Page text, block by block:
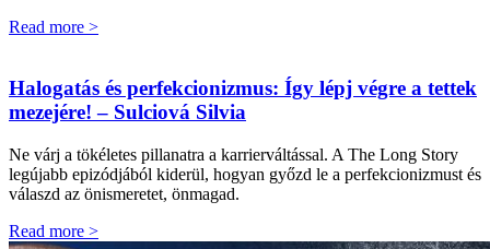
Read more >
Halogatás és perfekcionizmus: Így lépj végre a tettek
mezejére! – Sulciová Silvia
Ne várj a tökéletes pillanatra a karrierváltással. A The Long Story
legújabb epizódjából kiderül, hogyan győzd le a perfekcionizmust és
válaszd az önismeretet, önmagad.
Read more >